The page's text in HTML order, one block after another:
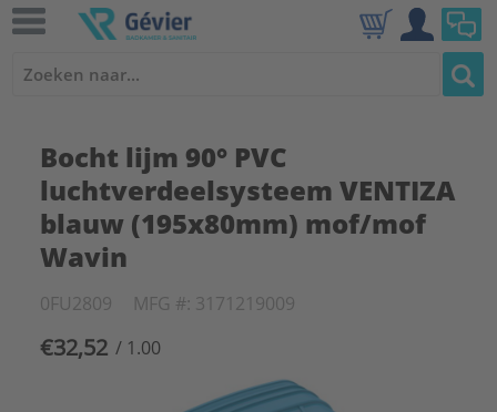
Bocht lijm 90° PVC
luchtverdeelsysteem VENTIZA
blauw (195x80mm) mof/mof
Wavin
0FU2809 MFG #: 3171219009
€32,52 / 1.00